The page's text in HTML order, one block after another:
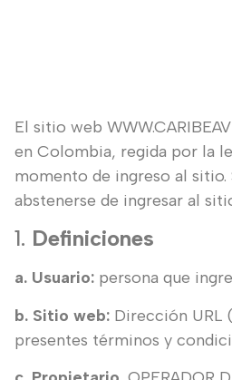
El sitio web
en Colombia, regida por la
momento de ingreso al sitio.
abstenerse de ingresar al
1. Definiciones
a. Usuario: persona que
b. Sitio web: Dirección URL
presentes términos y